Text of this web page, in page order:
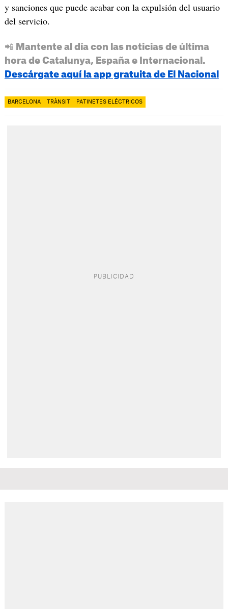
y sanciones que puede acabar con la expulsión del usuario
del servicio.
📲 Mantente al día con las noticias de última
hora de Catalunya, España e Internacional.
Descárgate aquí la app gratuita de El Nacional
BARCELONA TRÀNSIT PATINETES ELÉCTRICOS